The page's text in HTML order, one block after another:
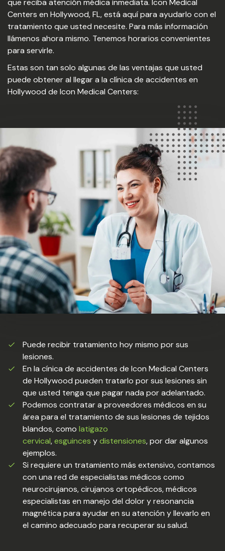
que reciba atención médica inmediata. Icon Medical
Centers en Hollywood, FL, está aquí para ayudarlo con el
tratamiento que usted necesite. Para más información
llámenos ahora mismo. Tenemos horarios convenientes
para servirle.
Estas son tan solo algunas de las ventajas que usted
puede obtener al llegar a la clínica de accidentes en
Hollywood de Icon Medical Centers:
Puede recibir tratamiento hoy mismo por sus
lesiones.
En la cínica de accidentes de Icon Medical Centers
de Hollywood pueden tratarlo por sus lesiones sin
que usted tenga que pagar nada por adelantado.
Podemos contratar a proveedores médicos en su
área para el tratamiento de sus lesiones de tejidos
blandos, como latigazo
cervical,esguinces ydistensiones, por dar algunos
ejemplos.
Si requiere un tratamiento más extensivo, contamos
con una red de especialistas médicos como
neurocirujanos, cirujanos ortopédicos, médicos
especialistas en manejo del dolor y resonancia
magnética para ayudar en su atención y llevarlo en
el camino adecuado para recuperar su salud.